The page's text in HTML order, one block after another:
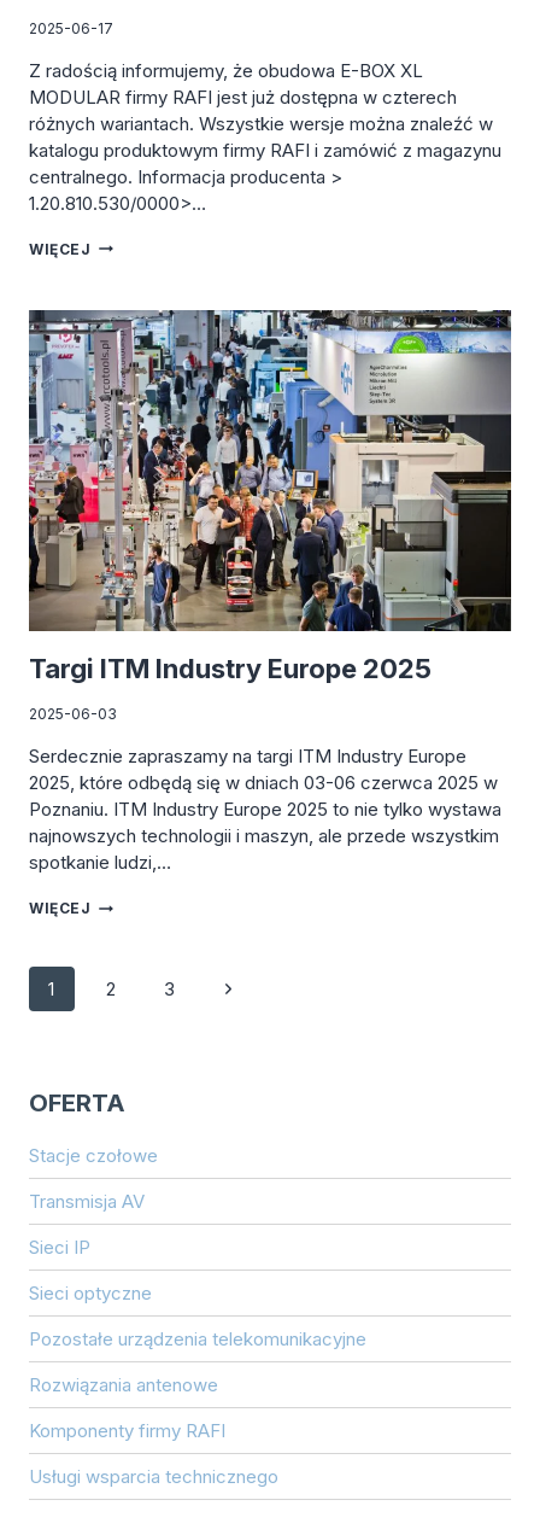
2025-06-17
Z radością informujemy, że obudowa E-BOX XL
MODULAR firmy RAFI jest już dostępna w czterech
różnych wariantach. Wszystkie wersje można znaleźć w
katalogu produktowym firmy RAFI i zamówić z magazynu
centralnego. Informacja producenta >
1.20.810.530/0000>…
WIĘCEJ RAFI
XL
MODULAR
NOWA
OBUDOWA
Targi ITM Industry Europe 2025
2025-06-03
Serdecznie zapraszamy na targi ITM Industry Europe
2025, które odbędą się w dniach 03-06 czerwca 2025 w
Poznaniu. ITM Industry Europe 2025 to nie tylko wystawa
najnowszych technologii i maszyn, ale przede wszystkim
spotkanie ludzi,…
WIĘCEJ TARGI
2025
Nawigacja
1 2 3
Następna
OFERTA
Stacje czołowe
Transmisja AV
Sieci IP
Sieci optyczne
Pozostałe urządzenia telekomunikacyjne
Rozwiązania antenowe
Komponenty firmy RAFI
Usługi wsparcia technicznego